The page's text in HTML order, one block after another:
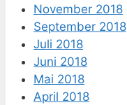
November 2018
September 2018
Juli 2018
Juni 2018
Mai 2018
April 2018